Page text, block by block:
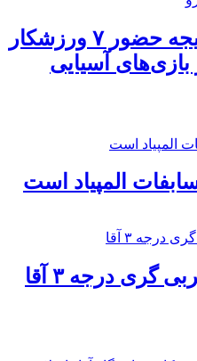
۲ مدال برنز نتیجه حضور ۷ ورزشکار
بازی‌های آسیایی
المپیاد است
گری درجه ۳ آقا